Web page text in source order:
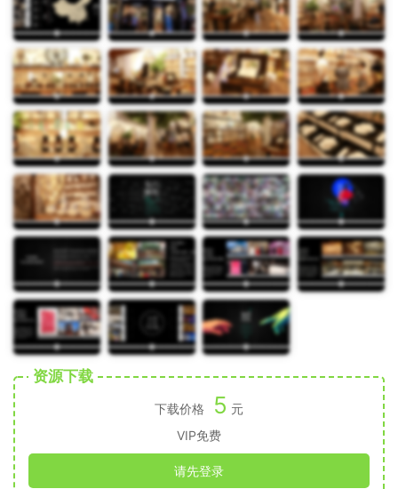
资源下载
下载价格 5 元
VIP免费
请先登录